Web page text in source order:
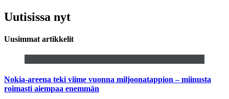
Uutisissa nyt
Uusimmat artikkelit
Nokia-areena teki viime vuonna miljoonatappion – miinusta
roimasti aiempaa enemmän